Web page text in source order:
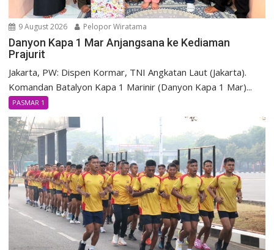
9 August 2026 Pelopor Wiratama
Danyon Kapa 1 Mar Anjangsana ke Kediaman
Prajurit
Jakarta, PW: Dispen Kormar, TNI Angkatan Laut (Jakarta).
Komandan Batalyon Kapa 1 Marinir (Danyon Kapa 1 Mar)...
PASMAR 1